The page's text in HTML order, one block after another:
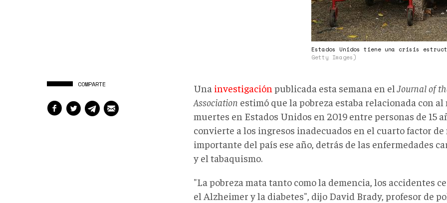
Estados Unidos tiene una crisis
Getty Images)
COMPARTE Una investigación publicada esta semana en elJournal of
Association estimó que la pobreza estaba relacionada con al
muertes en Estados Unidos en 2019 entre personas de 15
convierte a los ingresos inadecuados en el cuarto factor
importante del país ese año, detrás de las enfermedades
y el tabaquismo.
"La pobreza mata tanto como la demencia, los accidentes
el Alzheimer y la diabetes", dijo David Brady, profesor de